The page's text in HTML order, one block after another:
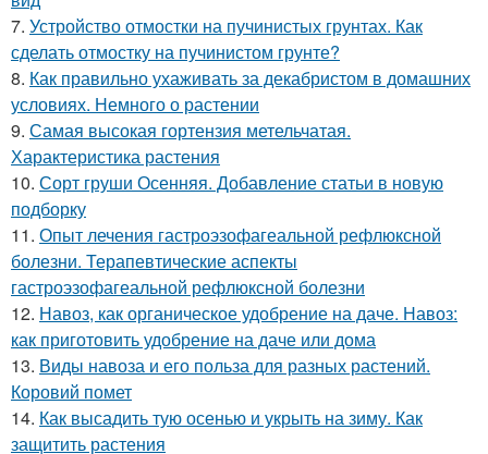
7. Устройство отмостки на пучинистых грунтах. Как
сделать отмостку на пучинистом грунте?
8. Как правильно ухаживать за декабристом в домашних
условиях. Немного о растении
9. Самая высокая гортензия метельчатая.
Характеристика растения
10. Сорт груши Осенняя. Добавление статьи в новую
подборку
11. Опыт лечения гастроэзофагеальной рефлюксной
болезни. Терапевтические аспекты
гастроэзофагеальной рефлюксной болезни
12. Навоз, как органическое удобрение на даче. Навоз:
как приготовить удобрение на даче или дома
13. Виды навоза и его польза для разных растений.
Коровий помет
14. Как высадить тую осенью и укрыть на зиму. Как
защитить растения